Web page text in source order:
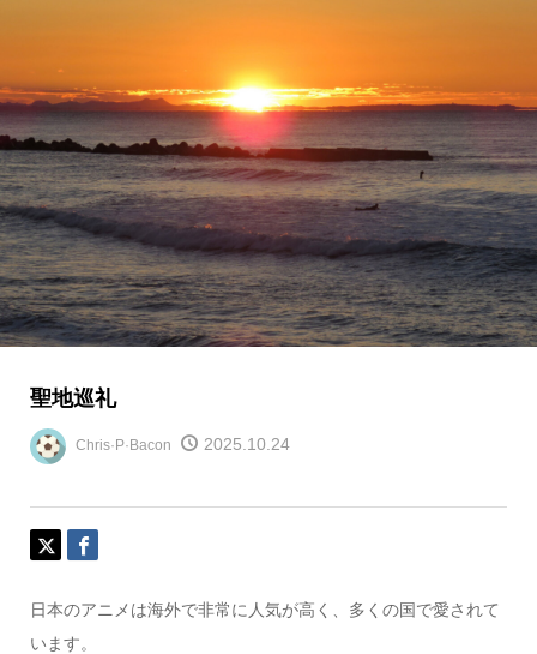
聖地巡礼
Chris·P·Bacon 2025.10.24
日本のアニメは海外で非常に人気が高く、多くの国で愛されて
います。